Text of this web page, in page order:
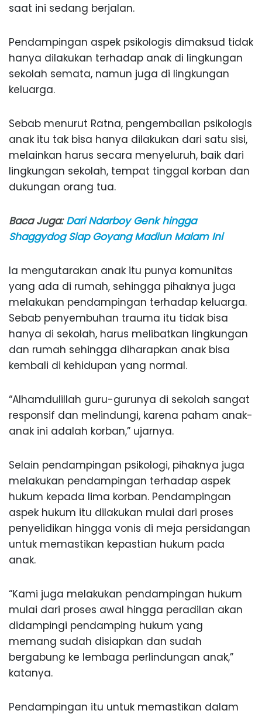
saat ini sedang berjalan.
Pendampingan aspek psikologis dimaksud tidak
hanya dilakukan terhadap anak di lingkungan
sekolah semata, namun juga di lingkungan
keluarga.
Sebab menurut Ratna, pengembalian psikologis
anak itu tak bisa hanya dilakukan dari satu sisi,
melainkan harus secara menyeluruh, baik dari
lingkungan sekolah, tempat tinggal korban dan
dukungan orang tua.
Baca Juga:Dari Ndarboy Genk hingga
Shaggydog Siap Goyang Madiun Malam Ini
Ia mengutarakan anak itu punya komunitas
yang ada di rumah, sehingga pihaknya juga
melakukan pendampingan terhadap keluarga.
Sebab penyembuhan trauma itu tidak bisa
hanya di sekolah, harus melibatkan lingkungan
dan rumah sehingga diharapkan anak bisa
kembali di kehidupan yang normal.
“Alhamdulillah guru-gurunya di sekolah sangat
responsif dan melindungi, karena paham anak-
anak ini adalah korban,” ujarnya.
Selain pendampingan psikologi, pihaknya juga
melakukan pendampingan terhadap aspek
hukum kepada lima korban. Pendampingan
aspek hukum itu dilakukan mulai dari proses
penyelidikan hingga vonis di meja persidangan
untuk memastikan kepastian hukum pada
anak.
“Kami juga melakukan pendampingan hukum
mulai dari proses awal hingga peradilan akan
didampingi pendamping hukum yang
memang sudah disiapkan dan sudah
bergabung ke lembaga perlindungan anak,”
katanya.
Pendampingan itu untuk memastikan dalam